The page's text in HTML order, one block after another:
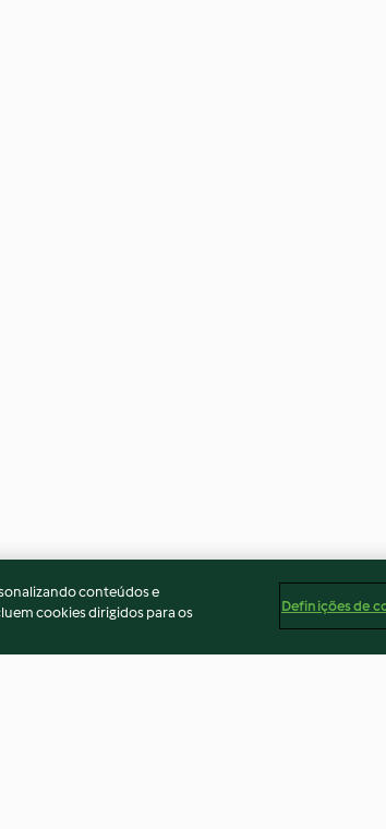
conteúdos e
cookies dirigidos para os
Definições de